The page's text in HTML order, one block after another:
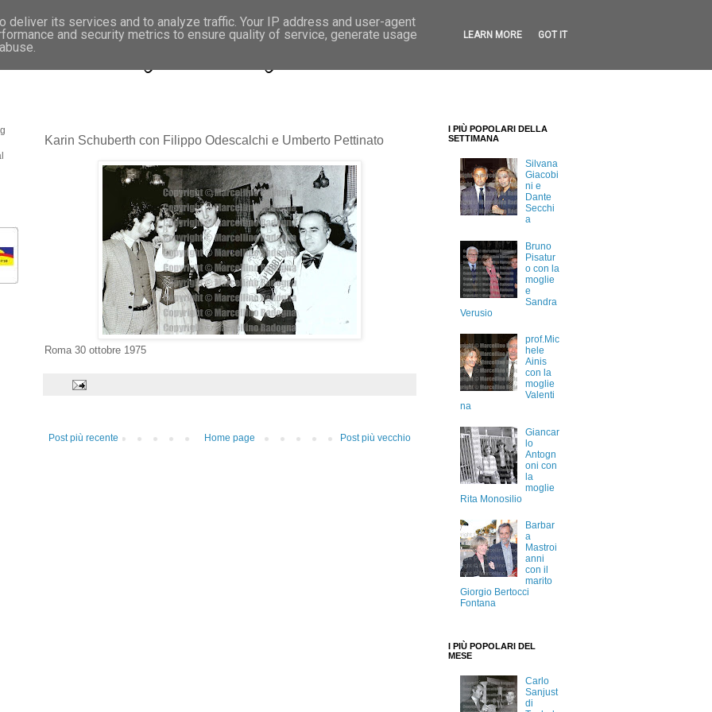
Fotonotizie per la stampa
Karin Schuberth con Filippo Odescalchi e Umberto Pettinato
Roma 30 ottobre 1975
Post più recente Post più vecchio
Home page
I PIÙ POPOLARI DELLA
SETTIMANA
Silvana
Giacobi
ni e
Dante
Secchi
a
Bruno
Pisatur
o con la
moglie
e
Sandra
Verusio
prof.Mic
hele
Ainis
con la
moglie
Valenti
na
Giancar
lo
Antogn
oni con
la
moglie
Rita Monosilio
Barbar
a
Mastroi
anni
con il
marito
Giorgio Bertocci
Fontana
I PIÙ POPOLARI DEL
MESE
Carlo
Sanjust
di
its services and to analyze traffic. Your IP address and user-agent
and security metrics to ensure quality of service, generate usage
LEARN MORE GOT IT